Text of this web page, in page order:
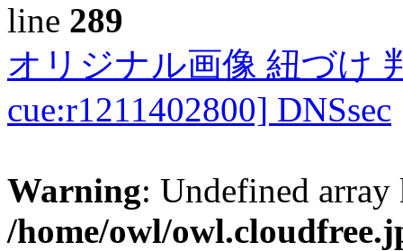
line 289
オリジナル画像 紐づけ
cue:r1211402800] DNSsec
Warning: Undefined
/home/owl/